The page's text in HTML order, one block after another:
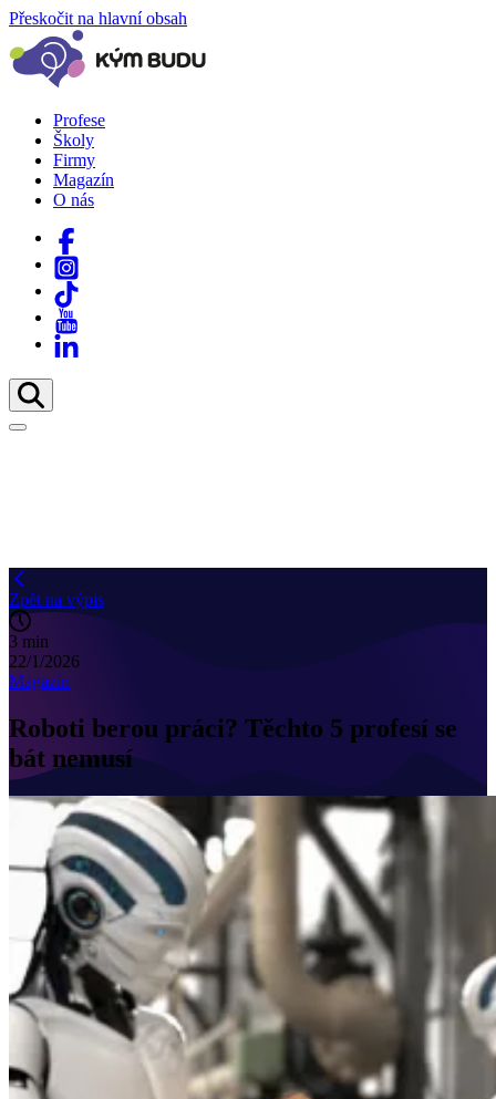
Přeskočit na hlavní obsah
Profese
Školy
Firmy
Magazín
O nás
Zpět na výpis
3 min
22/1/2026
Magazín
Roboti berou práci? Těchto 5 profesí se
bát nemusí